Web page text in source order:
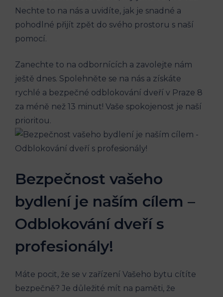
Nechte to na nás a uvidíte, jak je snadné a
pohodlné přijít zpět do svého prostoru s naší
pomocí.
Zanechte to na odbornících a zavolejte nám
ještě dnes. Spolehněte se na nás a získáte
rychlé a bezpečné odblokování dveří v Praze 8
za méně než 13 minut! Vaše spokojenost je naší
prioritou.
Bezpečnost vašeho
bydlení je naším cílem –
Odblokování dveří s
profesionály!
Máte pocit, že se v zařízení Vašeho bytu cítíte
bezpečně? Je důležité mít na paměti, že